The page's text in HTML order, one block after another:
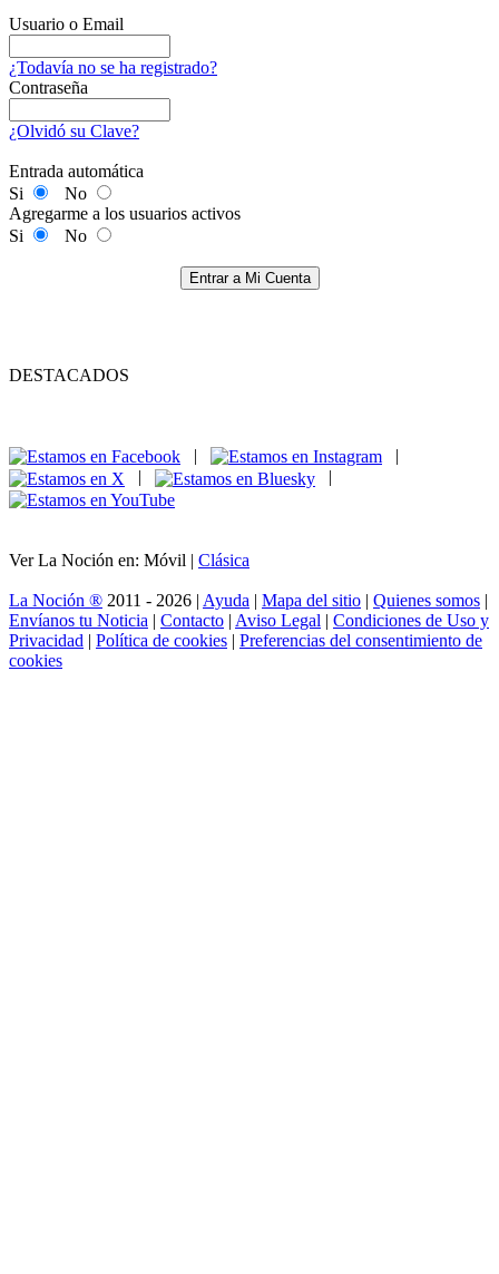
Usuario o Email
¿Todavía no se ha registrado?
Contraseña
¿Olvidó su Clave?
Entrada automática
Si
No
Agregarme a los usuarios activos
Si
No
Entrar a Mi Cuenta
DESTACADOS
|
|
|
|
Ver La Noción en: Móvil | Clásica
La Noción ® 2011 - 2026 | Ayuda | Mapa del sitio | Quienes somos |
Envíanos tu Noticia | Contacto | Aviso Legal | Condiciones de Uso y
Privacidad | Política de cookies | Preferencias del consentimiento de
cookies